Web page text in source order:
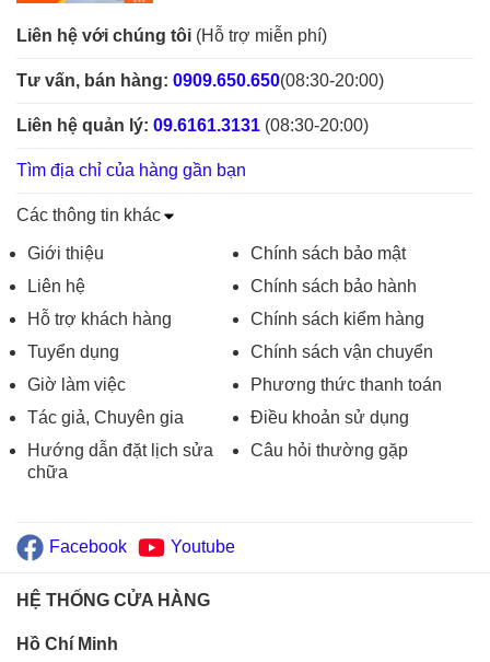
Liên hệ với chúng tôi (Hỗ trợ miễn phí)
Tư vấn, bán hàng: 0909.650.650(08:30-20:00)
Liên hệ quản lý: 09.6161.3131 (08:30-20:00)
Tìm địa chỉ của hàng gần bạn
Các thông tin khác
Giới thiệu
Liên hệ
Hỗ trợ khách hàng
Tuyển dụng
Giờ làm việc
Tác giả, Chuyên gia
Hướng dẫn đặt lịch sửa
chữa
Chính sách bảo mật
Chính sách bảo hành
Chính sách kiểm hàng
Chính sách vận chuyển
Phương thức thanh toán
Điều khoản sử dụng
Câu hỏi thường gặp
Facebook Youtube
HỆ THỐNG CỬA HÀNG
Hồ Chí Minh